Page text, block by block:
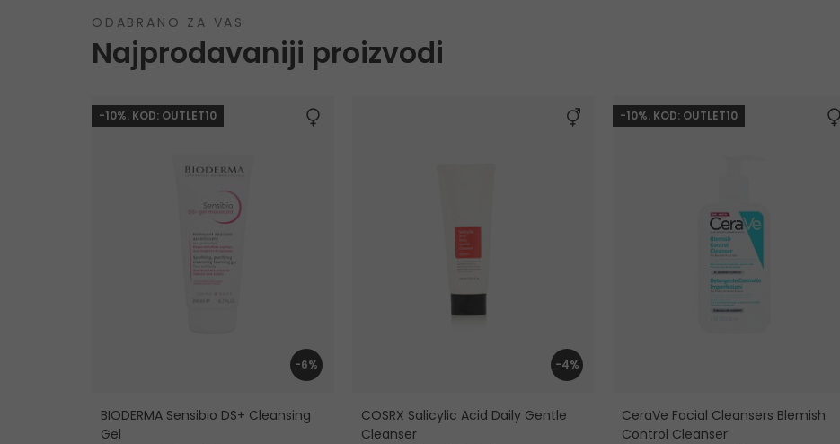
ODABRANO ZA VAS
Najprodavaniji proizvodi
-10%. KOD: OUTLET10
-6%
BIODERMA Sensibio DS+ Cleansing
Gel
-4%
COSRX Salicylic Acid Daily Gentle
Cleanser
-10%. KOD: OUTLET10
CeraVe Facial Cleansers Blemish
Control Cleanser